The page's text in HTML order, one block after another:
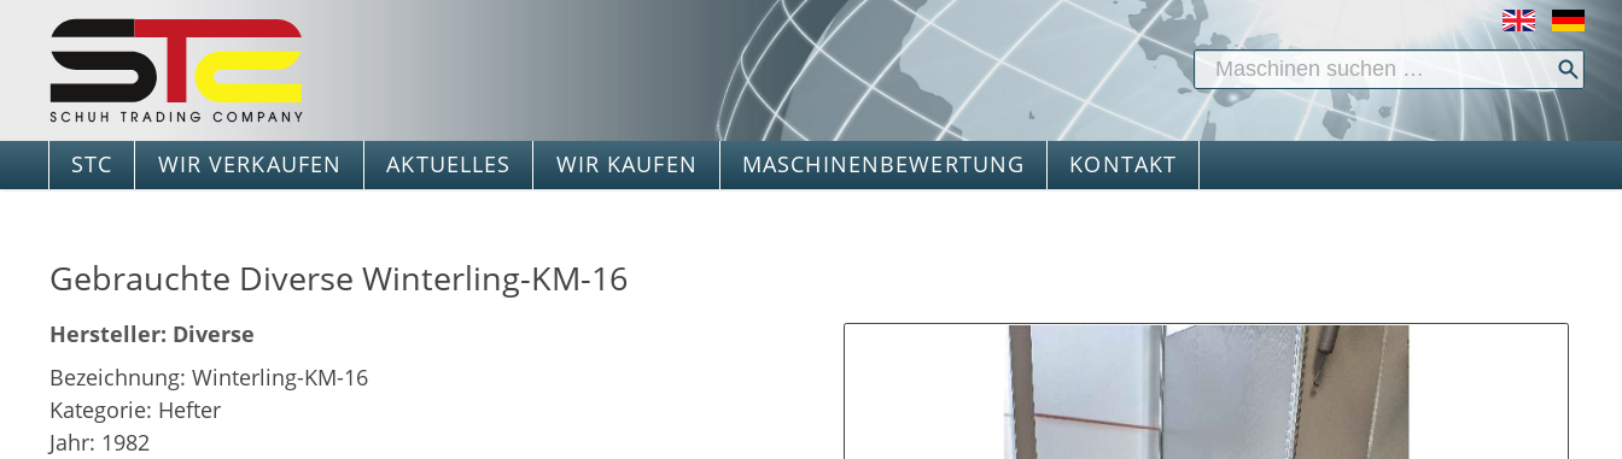
STC WIR VERKAUFEN AKTUELLES WIR KAUFEN MASCHINENBEWERTUNG KONTAKT
Gebrauchte Diverse Winterling-KM-16
Hersteller: Diverse
Bezeichnung: Winterling-KM-16
Kategorie: Hefter
Jahr: 1982